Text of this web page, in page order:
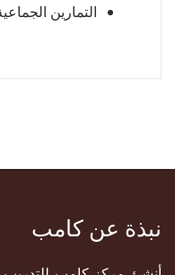
التمارين
نبذة عن كامب